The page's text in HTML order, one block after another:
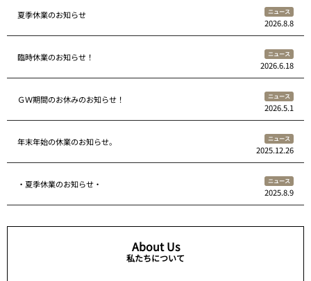
夏季休業のお知らせ ニュース
2026.8.8
臨時休業のお知らせ！ ニュース
2026.6.18
ＧＷ期間のお休みのお知らせ！ ニュース
2026.5.1
年末年始の休業のお知らせ。 ニュース
2025.12.26
・夏季休業のお知らせ・ ニュース
2025.8.9
About Us
私たちについて